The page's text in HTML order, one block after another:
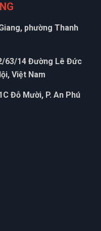
phường Thanh
63/14 Đường Lê Đức
Việt Nam
Đỗ Mười, P. An Phú